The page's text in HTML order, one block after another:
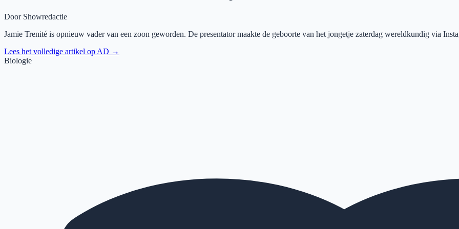
Door Showredactie
Jamie Trenité is opnieuw vader van een zoon geworden. De presentator maakte de geboorte van het jongetje zaterdag wereldkundig via
Lees het volledige artikel op AD →
Biologie